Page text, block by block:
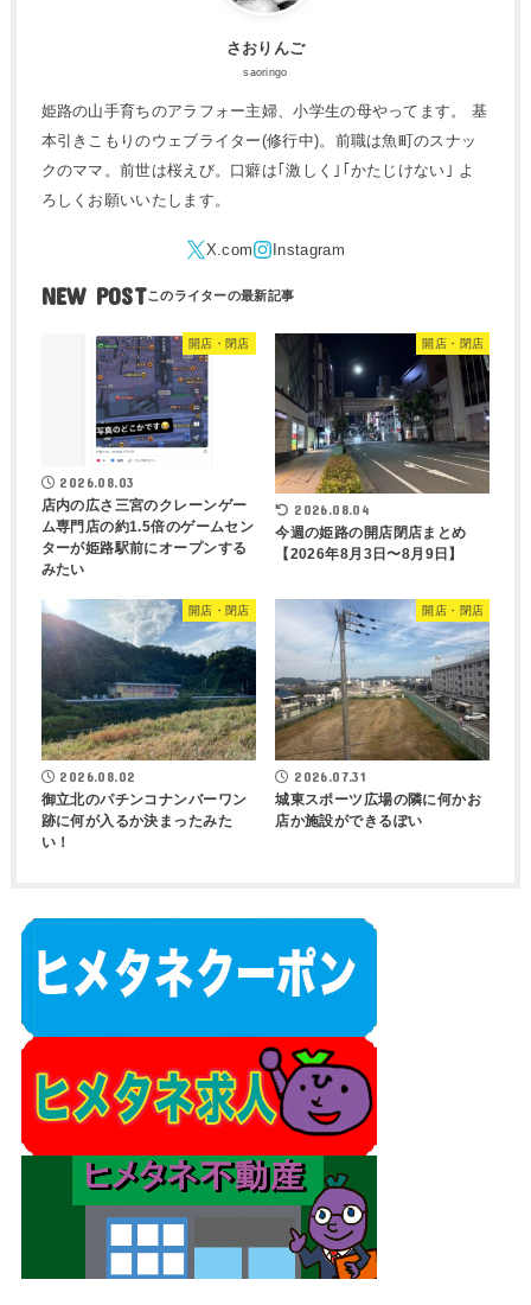
さおりんご
saoringo
姫路の山手育ちのアラフォー主婦、小学生の母やってます。 基
本引きこもりのウェブライター(修行中)。前職は魚町のスナッ
クのママ。前世は桜えび。口癖は｢激しく｣｢かたじけない｣ よ
ろしくお願いいたします。
NEW POST
開店・閉店
2026.08.03
店内の広さ三宮のクレーンゲー
ム専門店の約1.5倍のゲームセン
ターが姫路駅前にオープンする
みたい
開店・閉店
2026.08.04
今週の姫路の開店閉店まとめ
【2026年8月3日〜8月9日】
開店・閉店
2026.08.02
御立北のパチンコナンバーワン
跡に何が入るか決まったみた
い！
開店・閉店
2026.07.31
城東スポーツ広場の隣に何かお
店か施設ができるぽい